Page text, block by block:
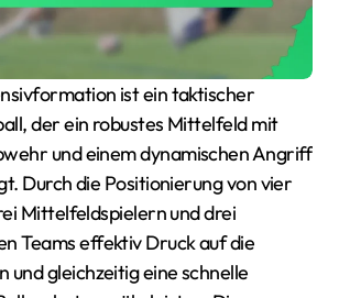
der ein robustes Mittelfeld mit
und einem dynamischen Angriff
Durch die Positionierung von vier
Mittelfeldspielern und drei
Teams effektiv Druck auf die
und gleichzeitig eine schnelle